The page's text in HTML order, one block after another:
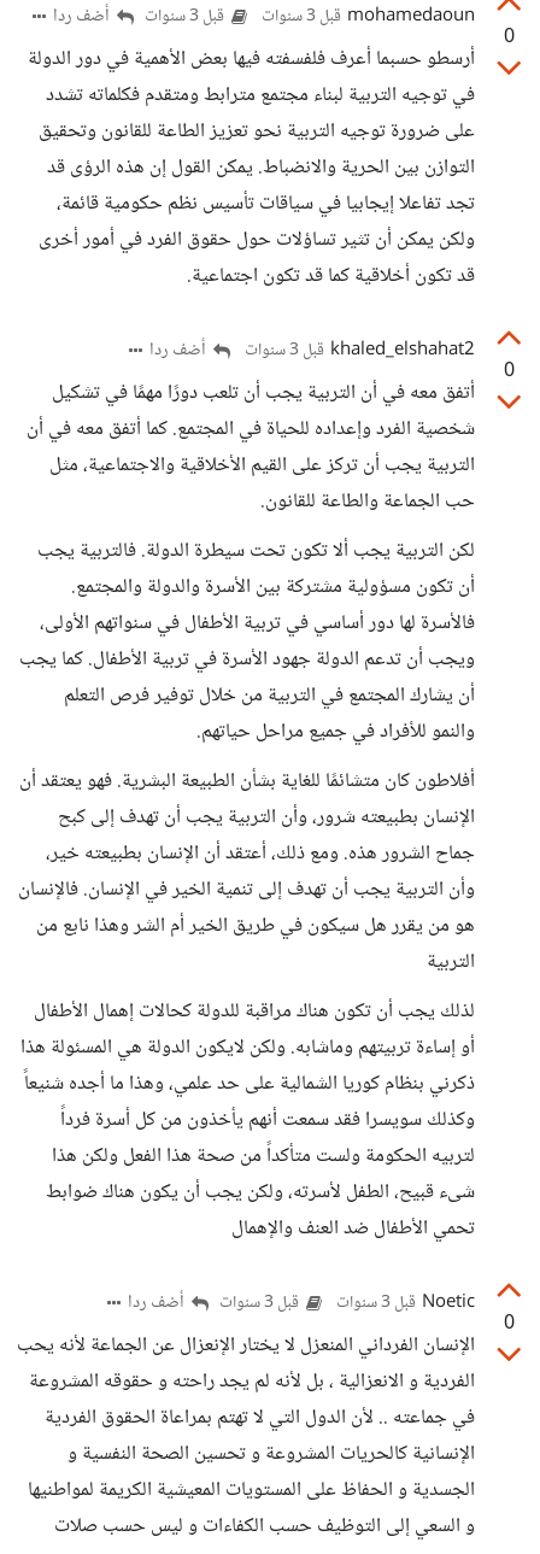
0
mohamedaoun قبل 3 سنوات قبل 3 سنوات أضف ردا
أرسطو حسبما أعرف فلفسفته فيها بعض الأهمية في دور الدولة
في توجيه التربية لبناء مجتمع مترابط ومتقدم فكلماته تشدد
على ضرورة توجيه التربية نحو تعزيز الطاعة للقانون وتحقيق
التوازن بين الحرية والانضباط. يمكن القول إن هذه الرؤى قد
تجد تفاعلا إيجابيا في سياقات تأسيس نظم حكومية قائمة،
ولكن يمكن أن تثير تساؤلات حول حقوق الفرد في أمور أخرى
قد تكون أخلاقية كما قد تكون اجتماعية.
0
khaled_elshahat2 قبل 3 سنوات أضف ردا
أتفق معه في أن التربية يجب أن تلعب دورًا مهمًا في تشكيل
شخصية الفرد وإعداده للحياة في المجتمع. كما أتفق معه في أن
التربية يجب أن تركز على القيم الأخلاقية والاجتماعية، مثل
حب الجماعة والطاعة للقانون.
لكن التربية يجب ألا تكون تحت سيطرة الدولة. فالتربية يجب
أن تكون مسؤولية مشتركة بين الأسرة والدولة والمجتمع.
فالأسرة لها دور أساسي في تربية الأطفال في سنواتهم الأولى،
ويجب أن تدعم الدولة جهود الأسرة في تربية الأطفال. كما يجب
أن يشارك المجتمع في التربية من خلال توفير فرص التعلم
والنمو للأفراد في جميع مراحل حياتهم.
أفلاطون كان متشائمًا للغاية بشأن الطبيعة البشرية. فهو يعتقد أن
الإنسان بطبيعته شرور، وأن التربية يجب أن تهدف إلى كبح
جماح الشرور هذه. ومع ذلك، أعتقد أن الإنسان بطبيعته خير،
وأن التربية يجب أن تهدف إلى تنمية الخير في الإنسان. فالإنسان
هو من يقرر هل سيكون في طريق الخير أم الشر وهذا نابع من
التربية
لذلك يجب أن تكون هناك مراقبة للدولة كحالات إهمال الأطفال
أو إساءة تربيتهم وماشابه. ولكن لايكون الدولة هي المسئولة هذا
ذكرني بنظام كوريا الشمالية على حد علمي، وهذا ما أجده شنيعاً
وكذلك سويسرا فقد سمعت أنهم يأخذون من كل أسرة فرداً
لتربيه الحكومة ولست متأكداً من صحة هذا الفعل ولكن هذا
شىء قبيح، الطفل لأسرته، ولكن يجب أن يكون هناك ضوابط
تحمي الأطفال ضد العنف والإهمال
0
Noetic قبل 3 سنوات قبل 3 سنوات أضف ردا
الإنسان الفرداني المنعزل لا يختار الإنعزال عن الجماعة لأنه يحب
الفردية و الانعزالية ، بل لأنه لم يجد راحته و حقوقه المشروعة
في جماعته .. لأن الدول التي لا تهتم بمراعاة الحقوق الفردية
الإنسانية كالحريات المشروعة و تحسين الصحة النفسية و
الجسدية و الحفاظ على المستويات المعيشية الكريمة لمواطنيها
و السعي إلى التوظيف حسب الكفاءات و ليس حسب صلات